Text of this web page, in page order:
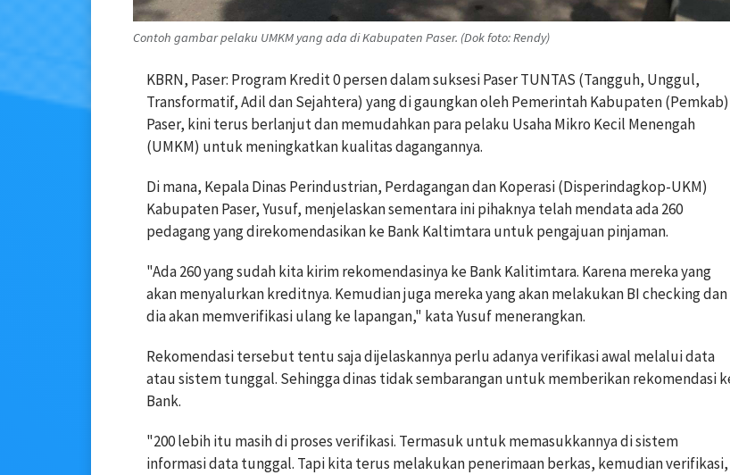
Contoh gambar pelaku UMKM yang ada di Kabupaten Paser. (Dok foto: Rendy)
KBRN, Paser: Program Kredit 0 persen dalam suksesi Paser TUNTAS (Tangguh, Unggul,
Transformatif, Adil dan Sejahtera) yang di gaungkan oleh Pemerintah Kabupaten (Pemkab)
Paser, kini terus berlanjut dan memudahkan para pelaku Usaha Mikro Kecil Menengah
(UMKM) untuk meningkatkan kualitas dagangannya.
Di mana, Kepala Dinas Perindustrian, Perdagangan dan Koperasi (Disperindagkop-UKM)
Kabupaten Paser, Yusuf, menjelaskan sementara ini pihaknya telah mendata ada 260
pedagang yang direkomendasikan ke Bank Kaltimtara untuk pengajuan pinjaman.
"Ada 260 yang sudah kita kirim rekomendasinya ke Bank Kalitimtara. Karena mereka yang
akan menyalurkan kreditnya. Kemudian juga mereka yang akan melakukan BI checking dan
dia akan memverifikasi ulang ke lapangan," kata Yusuf menerangkan.
Rekomendasi tersebut tentu saja dijelaskannya perlu adanya verifikasi awal melalui data
atau sistem tunggal. Sehingga dinas tidak sembarangan untuk memberikan rekomendasi
Bank.
"200 lebih itu masih di proses verifikasi. Termasuk untuk memasukkannya di sistem
informasi data tunggal. Tapi kita terus melakukan penerimaan berkas, kemudian verifikasi,